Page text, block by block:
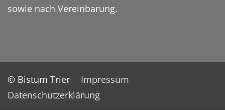
sowie nach Vereinbarung.
© Bistum Trier
Impressum
Datenschutzerklärung